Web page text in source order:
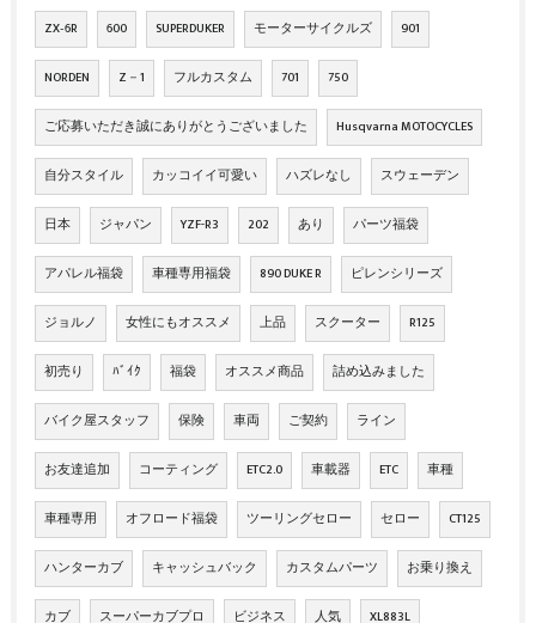
ZX‐6R 600 SUPERDUKER モーターサイクルズ 901
NORDEN Z－1 フルカスタム 701 750
ご応募いただき誠にありがとうございました Husqvarna MOTOCYCLES
自分スタイル カッコイイ可愛い ハズレなし スウェーデン
日本 ジャパン YZF-R3 202 あり パーツ福袋
アパレル福袋 車種専用福袋 890 DUKE R ピレンシリーズ
ジョルノ 女性にもオススメ 上品 スクーター R125
初売り ﾊﾞｲｸ 福袋 オススメ商品 詰め込みました
バイク屋スタッフ 保険 車両 ご契約 ライン
お友達追加 コーティング ETC2.0 車載器 ETC 車種
車種専用 オフロード福袋 ツーリングセロー セロー CT125
ハンターカブ キャッシュバック カスタムパーツ お乗り換え
カブ スーパーカブプロ ビジネス 人気 XL883L